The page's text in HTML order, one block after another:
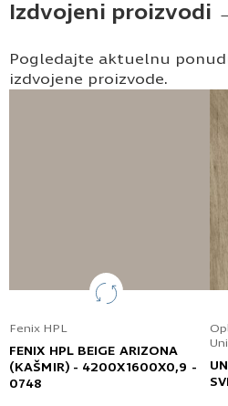
Izdvojeni proizvodi
Pogledajte aktuelnu
izdvojene proizvode.
Fenix HPL
FENIX HPL BEIGE ARIZONA
(KAŠMIR) - 4200X1600X0,9 -
0748